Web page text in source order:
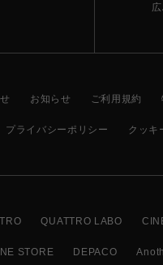
お知らせ ご利用規約
プライバシーポリシー クッキ
QUATTRO LABO
STORE DEPACO